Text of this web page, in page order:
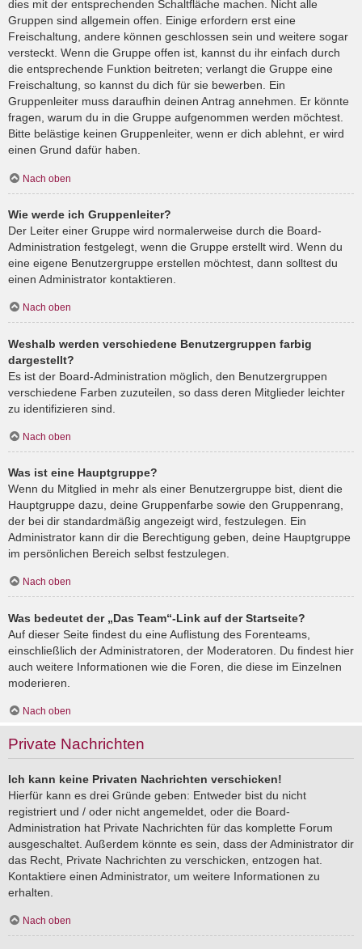
dies mit der entsprechenden Schaltfläche machen. Nicht alle
Gruppen sind allgemein offen. Einige erfordern erst eine
Freischaltung, andere können geschlossen sein und weitere sogar
versteckt. Wenn die Gruppe offen ist, kannst du ihr einfach durch
die entsprechende Funktion beitreten; verlangt die Gruppe eine
Freischaltung, so kannst du dich für sie bewerben. Ein
Gruppenleiter muss daraufhin deinen Antrag annehmen. Er könnte
fragen, warum du in die Gruppe aufgenommen werden möchtest.
Bitte belästige keinen Gruppenleiter, wenn er dich ablehnt, er wird
einen Grund dafür haben.
Nach oben
Wie werde ich Gruppenleiter?
Der Leiter einer Gruppe wird normalerweise durch die Board-
Administration festgelegt, wenn die Gruppe erstellt wird. Wenn du
eine eigene Benutzergruppe erstellen möchtest, dann solltest du
einen Administrator kontaktieren.
Nach oben
Weshalb werden verschiedene Benutzergruppen farbig
dargestellt?
Es ist der Board-Administration möglich, den Benutzergruppen
verschiedene Farben zuzuteilen, so dass deren Mitglieder leichter
zu identifizieren sind.
Nach oben
Was ist eine Hauptgruppe?
Wenn du Mitglied in mehr als einer Benutzergruppe bist, dient die
Hauptgruppe dazu, deine Gruppenfarbe sowie den Gruppenrang,
der bei dir standardmäßig angezeigt wird, festzulegen. Ein
Administrator kann dir die Berechtigung geben, deine Hauptgruppe
im persönlichen Bereich selbst festzulegen.
Nach oben
Was bedeutet der „Das Team“-Link auf der Startseite?
Auf dieser Seite findest du eine Auflistung des Forenteams,
einschließlich der Administratoren, der Moderatoren. Du findest hier
auch weitere Informationen wie die Foren, die diese im Einzelnen
moderieren.
Nach oben
Private Nachrichten
Ich kann keine Privaten Nachrichten verschicken!
Hierfür kann es drei Gründe geben: Entweder bist du nicht
registriert und / oder nicht angemeldet, oder die Board-
Administration hat Private Nachrichten für das komplette Forum
ausgeschaltet. Außerdem könnte es sein, dass der Administrator dir
das Recht, Private Nachrichten zu verschicken, entzogen hat.
Kontaktiere einen Administrator, um weitere Informationen zu
erhalten.
Nach oben